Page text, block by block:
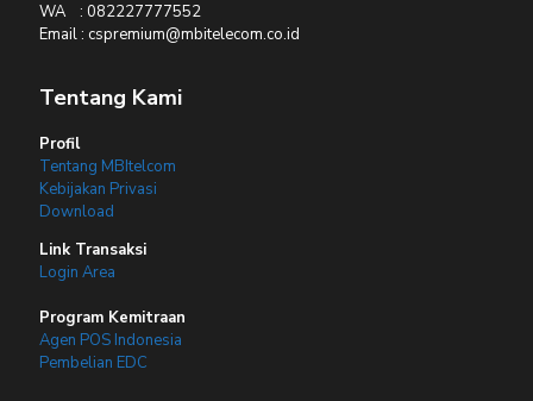
WA : 082227777552
Email : cspremium@mbitelecom.co.id
Tentang Kami
Profil
Tentang MBItelcom
Kebijakan Privasi
Download
Link Transaksi
Login Area
Program Kemitraan
Agen POS Indonesia
Pembelian EDC